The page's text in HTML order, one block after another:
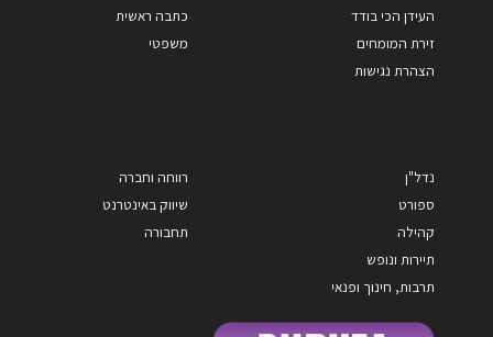
העידן הכי בודד
זירת המומחים
הצהרת נגישות
כתבה ראשית
משפטי
נדל"ן
ספורט
קהילה
תיירות ונופש
תרבות, חינוך ופנאי
רווחה וחברה
שיווק באינטרנט
תחבורה